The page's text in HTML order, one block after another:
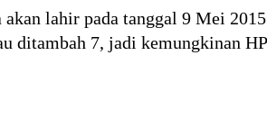
lahir pada tanggal 9 Mei
ditambah 7, jadi kemungkinan